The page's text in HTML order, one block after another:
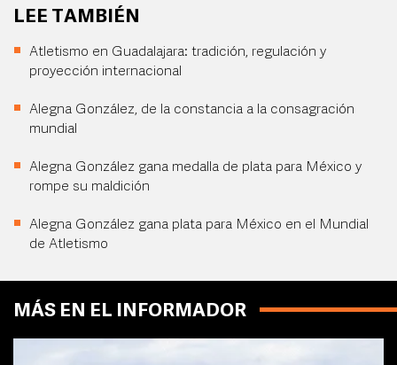
LEE TAMBIÉN
Atletismo en Guadalajara: tradición, regulación y
proyección internacional
Alegna González, de la constancia a la consagración
mundial
Alegna González gana medalla de plata para México y
rompe su maldición
Alegna González gana plata para México en el Mundial
de Atletismo
MÁS EN EL INFORMADOR